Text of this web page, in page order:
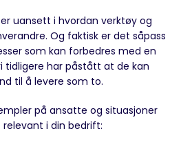
uansett i hvordan verktøy og
Og faktisk er det såpass
som kan forbedres med en
tidligere har påstått at de kan
til å levere som to.
på ansatte og situasjoner
i din bedrift: